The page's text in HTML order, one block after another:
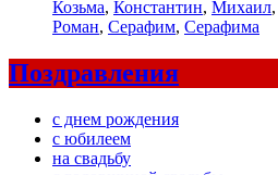
Козьма, Константин, Михаил,
Роман, Серафим, Серафима
Поздравления
с днем рождения
с юбилеем
на свадьбу